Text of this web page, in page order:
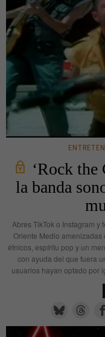
‘Rock the
la banda
Abres TikTok o Instagram
Oriente Medio
étnicos, espíritu pop y un
con ayuda del que fuera
usuarios hayan optado por